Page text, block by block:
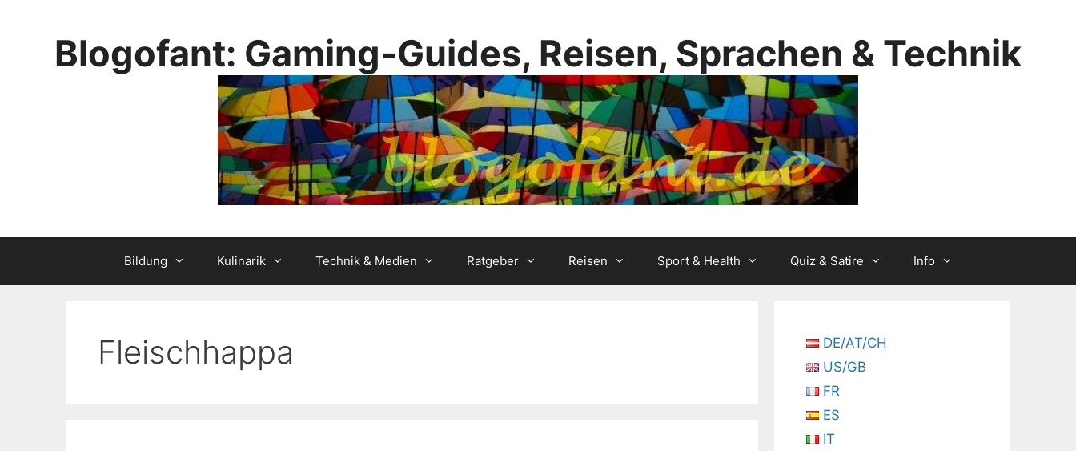
Blogofant: Gaming-Guides, Reisen, Sprachen & Technik
Bildung Kulinarik Technik & Medien Ratgeber Reisen Sport & Health Quiz & Satire Info
Fleischhappa
DE/AT/CH
US/GB
FR
ES
IT